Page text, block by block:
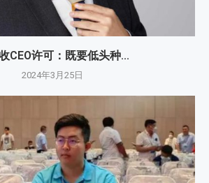
CEO许可：既要低头种...
2024年3月25日